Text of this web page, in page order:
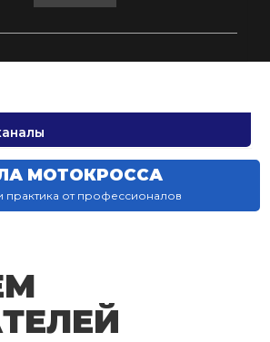
МОТОКРОССА
практика от профессионалов